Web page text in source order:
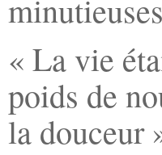
« La vie
poids de
la douceur